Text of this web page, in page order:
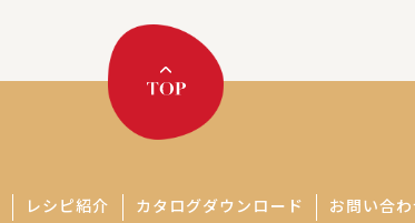
レシピ紹介 カタログダウンロード お問い合わ